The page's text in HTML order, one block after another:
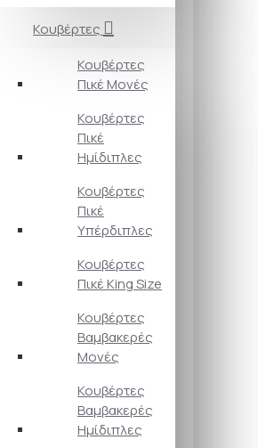
Κουβέρτες
Κουβέρτες
Πικέ Μονές
Κουβέρτες
Πικέ
Ημίδιπλες
Κουβέρτες
Πικέ
Υπέρδιπλες
Κουβέρτες
Πικέ King Size
Κουβέρτες
Βαμβακερές
Μονές
Κουβέρτες
Βαμβακερές
Ημίδιπλες